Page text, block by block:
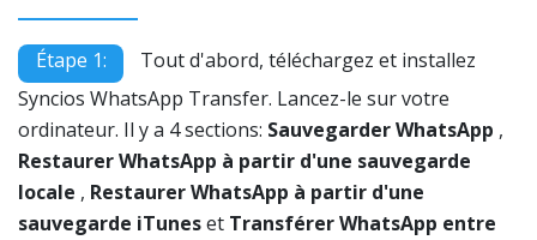
Étape 1:
Tout d'abord, téléchargez et installez
Syncios WhatsApp Transfer. Lancez-le sur votre
ordinateur. Il y a 4 sections: Sauvegarder WhatsApp ,
Restaurer WhatsApp à partir d'une sauvegarde
locale , Restaurer WhatsApp à partir d'une
sauvegarde iTuneset Transférer WhatsApp entre